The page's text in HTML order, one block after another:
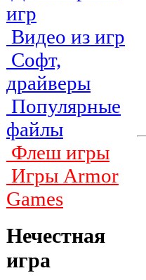
игр
Видео из игр
Софт,
драйверы
Популярные
файлы
Флеш игры
Игры Armor
Games
Нечестная
игра